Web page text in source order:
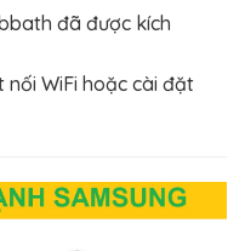
đã được kích
nối WiFi hoặc cài đặt